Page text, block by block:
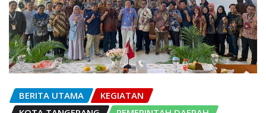
BERITA UTAMA
KEGIATAN